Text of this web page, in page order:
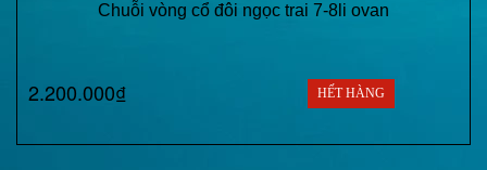
Chuỗi vòng cổ đôi ngọc trai 7-8li ovan
2.200.000₫ HẾT HÀNG